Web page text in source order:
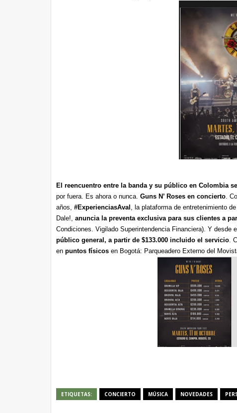
El reencuentro entre la banda y su público en Colombia
por fuera. Es ahora o nunca. Guns N’ Roses en concierto .
años, #ExperienciasAval , la plataforma de entretenimiento
Dale!, anuncia la preventa exclusiva para sus clientes a
Condiciones. Vigilado Superintendencia Financiera). Y desde
público general, a partir de $133.000 incluido el servicio .
en puntos físicos en Bogotá: Parqueadero Externo del
ETIQUETAS: CONCIERTO MÚSICA NOVEDADES